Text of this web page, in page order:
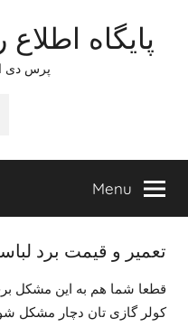
content
پایگاه
پرس دی
Menu
تعمیر و قیمت برد
قطعا شما هم به این مشکل
کولر گازی تان دچار مشکل